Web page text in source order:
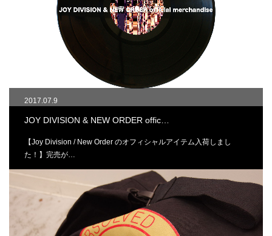
2017.07.9
JOY DIVISION & NEW ORDER offic…
【Joy Division / New Order のオフィシャルアイテム入荷しまし
た！】完売が…